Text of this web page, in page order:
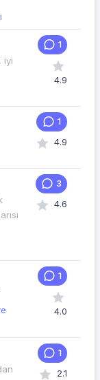
iyi
1
4.9
1
4.9
3
4.6
1
4.0
1
2.1